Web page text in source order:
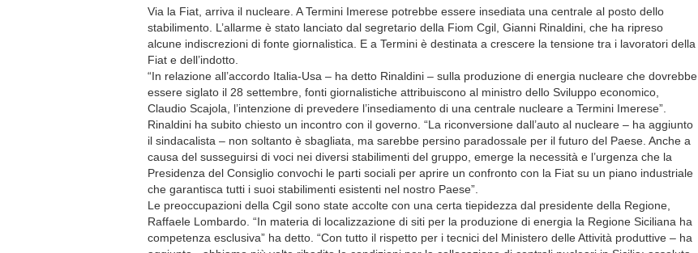
Via la Fiat, arriva il nucleare. A Termini Imerese potrebbe essere insediata una centrale al posto dello
stabilimento. L’allarme è stato lanciato dal segretario della Fiom Cgil, Gianni Rinaldini, che ha ripreso
alcune indiscrezioni di fonte giornalistica. E a Termini è destinata a crescere la tensione tra i lavoratori della
Fiat e dell’indotto.
“In relazione all’accordo Italia-Usa – ha detto Rinaldini – sulla produzione di energia nucleare che dovrebbe
essere siglato il 28 settembre, fonti giornalistiche attribuiscono al ministro dello Sviluppo economico,
Claudio Scajola, l’intenzione di prevedere l’insediamento di una centrale nucleare a Termini Imerese”.
Rinaldini ha subito chiesto un incontro con il governo. “La riconversione dall’auto al nucleare – ha aggiunto
il sindacalista – non soltanto è sbagliata, ma sarebbe persino paradossale per il futuro del Paese. Anche a
causa del susseguirsi di voci nei diversi stabilimenti del gruppo, emerge la necessità e l’urgenza che la
Presidenza del Consiglio convochi le parti sociali per aprire un confronto con la Fiat su un piano industriale
che garantisca tutti i suoi stabilimenti esistenti nel nostro Paese”.
Le preoccupazioni della Cgil sono state accolte con una certa tiepidezza dal presidente della Regione,
Raffaele Lombardo. “In materia di localizzazione di siti per la produzione di energia la Regione Siciliana ha
competenza esclusiva” ha detto. “Con tutto il rispetto per i tecnici del Ministero delle Attività produttive – ha